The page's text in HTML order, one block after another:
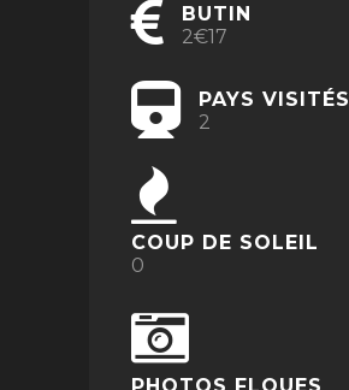
BUTIN
2€17
PAYS VISITÉS
2
COUP DE SOLEIL
0